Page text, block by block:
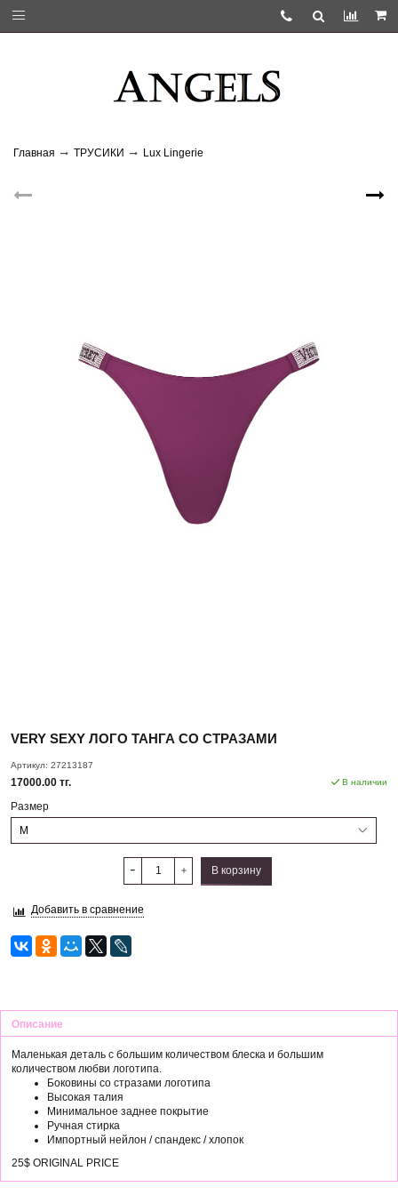
Главная ТРУСИКИ Lux Lingerie
VERY SEXY ЛОГО ТАНГА СО СТРАЗАМИ
Артикул: 27213187
17000.00 тг. В наличии
Размер
В корзину
Добавить в сравнение
Описание
Маленькая деталь с большим количеством блеска и большим
количеством любви логотипа.
Боковины со стразами логотипа
Высокая талия
Минимальное заднее покрытие
Ручная стирка
Импортный нейлон / спандекс / хлопок
25$ ORIGINAL PRICE